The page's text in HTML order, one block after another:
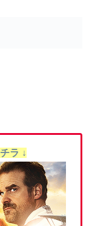
ラ ↓